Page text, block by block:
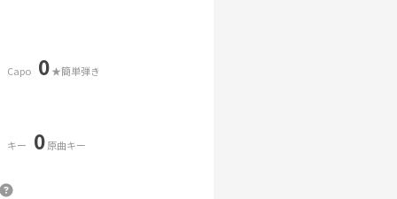
Capo 0★簡単弾き
キー 0原曲キー